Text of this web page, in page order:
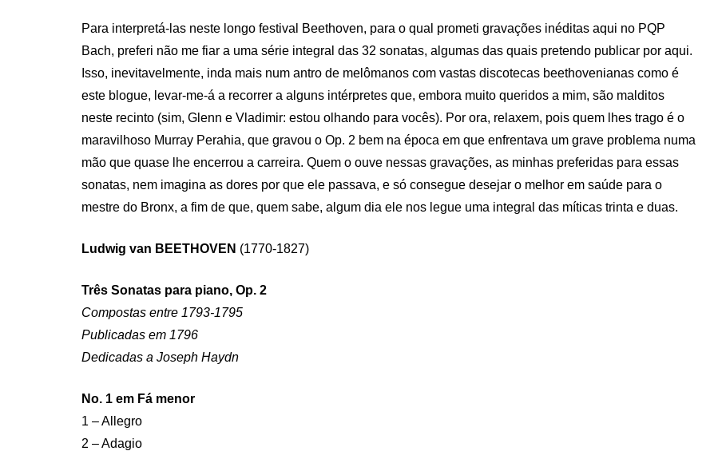
Para interpretá-las neste longo festival Beethoven, para o qual prometi gravações inéditas aqui no PQP
Bach, preferi não me fiar a uma série integral das 32 sonatas, algumas das quais pretendo publicar por aqui.
Isso, inevitavelmente, inda mais num antro de melômanos com vastas discotecas beethovenianas como é
este blogue, levar-me-á a recorrer a alguns intérpretes que, embora muito queridos a mim, são malditos
neste recinto (sim, Glenn e Vladimir: estou olhando para vocês). Por ora, relaxem, pois quem lhes trago é o
maravilhoso Murray Perahia, que gravou o Op. 2 bem na época em que enfrentava um grave problema numa
mão que quase lhe encerrou a carreira. Quem o ouve nessas gravações, as minhas preferidas para essas
sonatas, nem imagina as dores por que ele passava, e só consegue desejar o melhor em saúde para o
mestre do Bronx, a fim de que, quem sabe, algum dia ele nos legue uma integral das míticas trinta e duas.
Ludwig van BEETHOVEN (1770-1827)
Três Sonatas para piano, Op. 2
Compostas entre 1793-1795
Publicadas em 1796
Dedicadas a Joseph Haydn
No. 1 em Fá menor
1 – Allegro
2 – Adagio